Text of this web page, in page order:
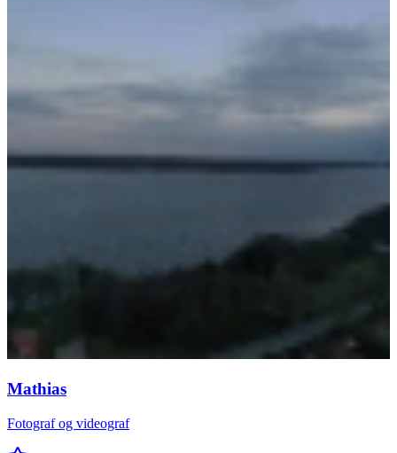
Mathias
Fotograf og videograf